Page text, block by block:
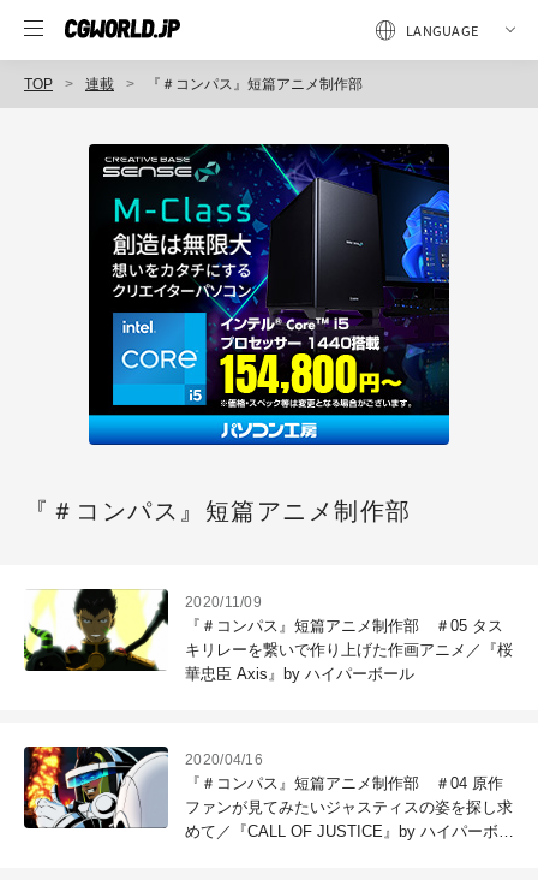
TOP 連載 『＃コンパス』短篇アニメ制作部
『＃コンパス』短篇アニメ制作部
2020/11/09
『＃コンパス』短篇アニメ制作部 ＃05 タス
キリレーを繋いで作り上げた作画アニメ／『桜
華忠臣 Axis』by ハイパーボール
2020/04/16
『＃コンパス』短篇アニメ制作部 ＃04 原作
ファンが見てみたいジャスティスの姿を探し求
めて／『CALL OF JUSTICE』by ハイパーボー